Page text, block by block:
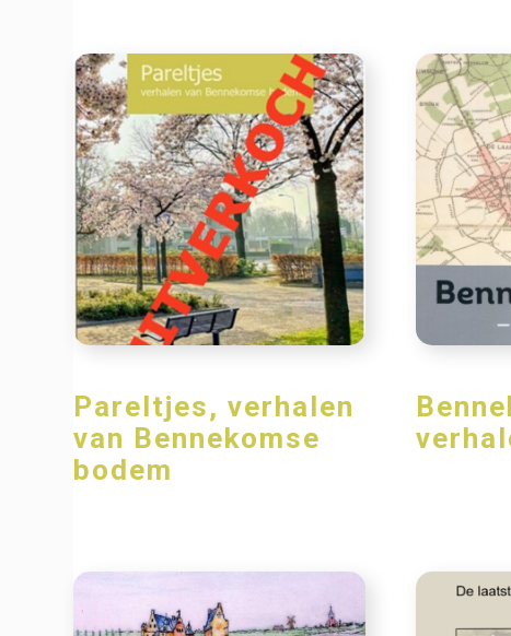
Pareltjes, verhalen
van Bennekomse
bodem